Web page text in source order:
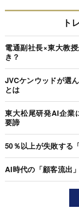
ト
電通副社長×東大教
き？
JVCケンウッドが選
とは
東大松尾研発AI企業
要諦
50％以上が失敗する
AI時代の「顧客流出